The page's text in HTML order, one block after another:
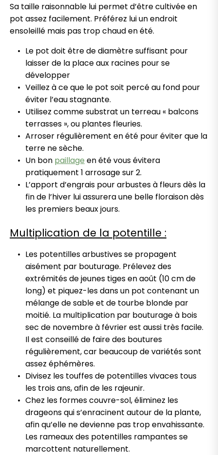
Sa taille raisonnable lui permet d’être cultivée en
pot assez facilement. Préférez lui un endroit
ensoleillé mais pas trop chaud en été.
Le pot doit être de diamètre suffisant pour
laisser de la place aux racines pour se
développer
Veillez à ce que le pot soit percé au fond pour
éviter l’eau stagnante.
Utilisez comme substrat un terreau « balcons
terrasses », ou plantes fleuries.
Arroser régulièrement en été pour éviter que la
terre ne sèche.
Un bon paillage en été vous évitera
pratiquement 1 arrosage sur 2.
L’apport d’engrais pour arbustes à fleurs dès la
fin de l’hiver lui assurera une belle floraison dès
les premiers beaux jours.
Multiplication de la potentille :
Les potentilles arbustives se propagent
aisément par bouturage. Prélevez des
extrémités de jeunes tiges en août (10 cm de
long) et piquez-les dans un pot contenant un
mélange de sable et de tourbe blonde par
moitié. La multiplication par bouturage à bois
sec de novembre à février est aussi très facile.
Il est conseillé de faire des boutures
régulièrement, car beaucoup de variétés sont
assez éphémères.
Divisez les touffes de potentilles vivaces tous
les trois ans, afin de les rajeunir.
Chez les formes couvre-sol, éliminez les
drageons qui s’enracinent autour de la plante,
afin qu’elle ne devienne pas trop envahissante.
Les rameaux des potentilles rampantes se
marcottent naturellement.